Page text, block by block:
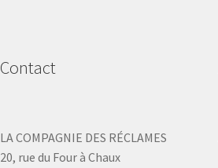
Contact
LA COMPAGNIE DES RÉCLAMES
20, rue du Four à Chaux